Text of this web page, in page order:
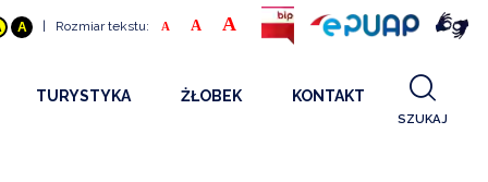
A | Rozmiar tekstu: A A A
TURYSTYKA ŻŁOBEK KONTAKT
SZUKAJ